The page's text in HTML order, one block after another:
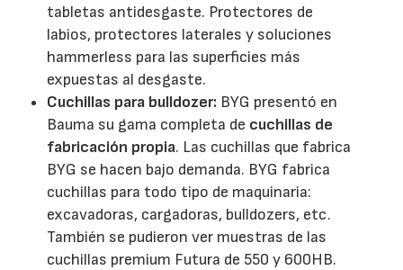
tabletas antidesgaste. Protectores de
labios, protectores laterales y soluciones
hammerless para las superficies más
expuestas al desgaste.
Cuchillas para bulldozer: BYG presentó en
Bauma su gama completa de cuchillas de
fabricación propia. Las cuchillas que fabrica
BYG se hacen bajo demanda. BYG fabrica
cuchillas para todo tipo de maquinaria:
excavadoras, cargadoras, bulldozers, etc.
También se pudieron ver muestras de las
cuchillas premium Futura de 550 y 600HB.